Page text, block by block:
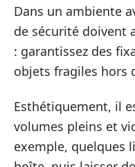
Dans un ambiente
de sécurité doivent
: garantissez des
objets fragiles hors
Esthétiquement, il
volumes pleins et
exemple, quelques